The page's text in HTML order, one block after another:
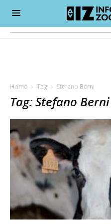
Home Tag Stefano Berni
Tag: Stefano Berni